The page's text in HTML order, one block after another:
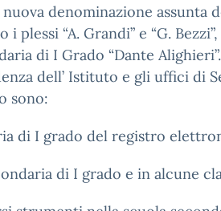
denominazione assunta
“A. Grandi” e “G.
di I Grado “Dante Alighieri”.
dell’ Istituto e gli uffici di
sono:
di I grado del registro
di I grado e in alcune